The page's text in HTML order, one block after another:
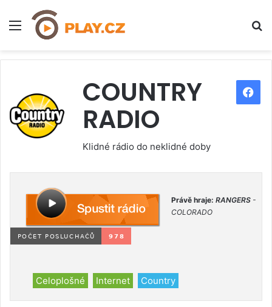
Menu
COUNTRY
RADIO
Klidné rádio do neklidné doby
Právě hraje: RANGERS -
COLORADO
Celoplošné Internet Country